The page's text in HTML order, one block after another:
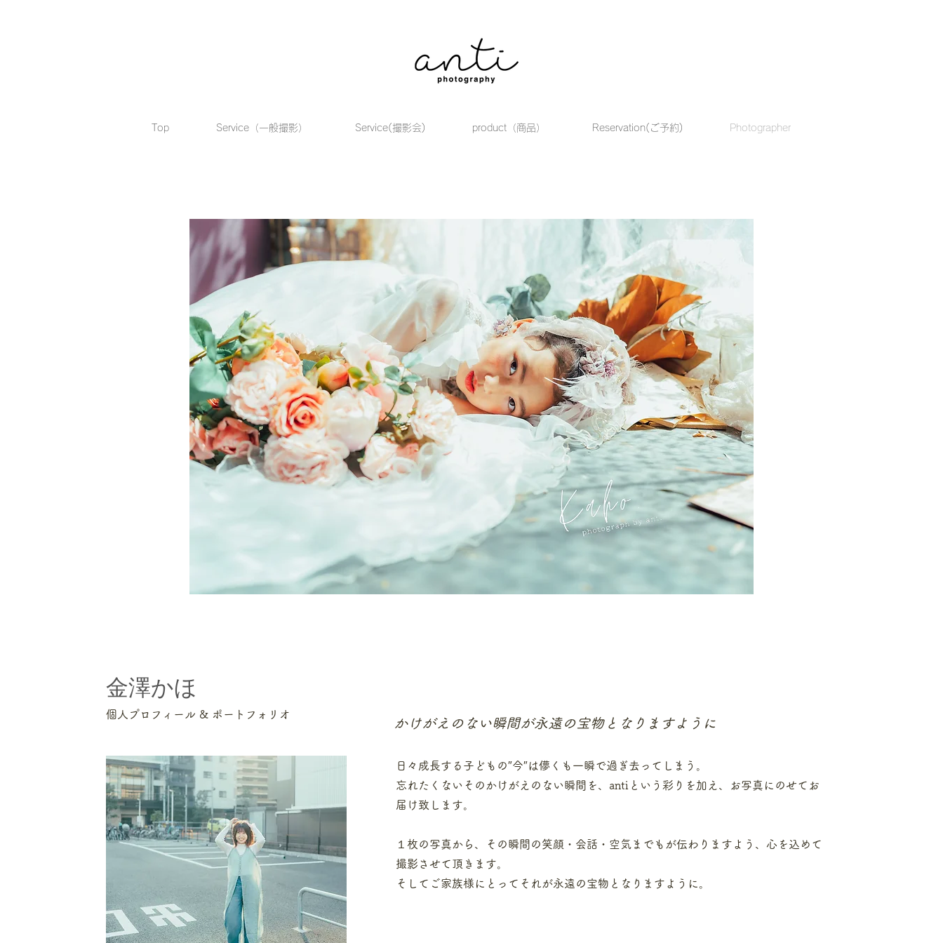
Top Service（一般撮影） Service(撮影会) product（商品） Reservation(ご予約) Photographer
​金澤かほ
個人プロフィール & ポートフォリオ
​かけがえのない瞬間が永遠の宝物となりますように
日々成長する子どもの″今″は儚くも一瞬で過ぎ去ってしまう。
忘れたくないそのかけがえのない瞬間を、antiという彩りを加え、お写真にのせてお
届け致します。
１枚の写真から、その瞬間の笑顔・会話・空気までもが伝わりますよう、心を込めて
撮影させて頂きます。
​そしてご家族様にとってそれが永遠の宝物となりますように。